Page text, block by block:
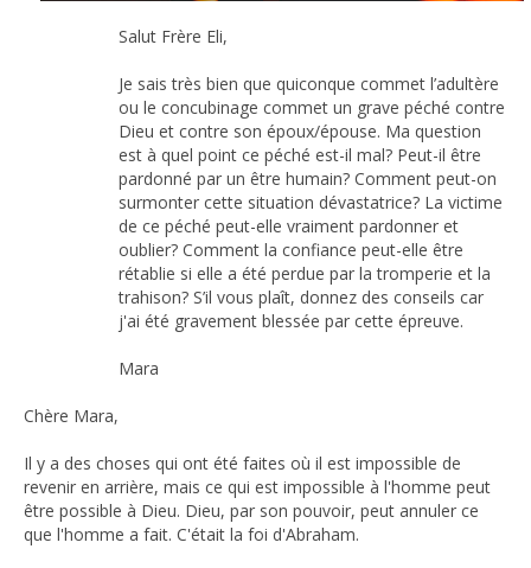
Salut Frère Eli,
Je sais très bien que quiconque commet l’adultère
ou le concubinage commet un grave péché contre
Dieu et contre son époux/épouse. Ma question
est à quel point ce péché est-il mal? Peut-il être
pardonné par un être humain? Comment peut-on
surmonter cette situation dévastatrice? La victime
de ce péché peut-elle vraiment pardonner et
oublier? Comment la confiance peut-elle être
rétablie si elle a été perdue par la tromperie et la
trahison? S’il vous plaît, donnez des conseils car
j'ai été gravement blessée par cette épreuve.
Mara
Chère Mara,
Il y a des choses qui ont été faites où il est impossible de
revenir en arrière, mais ce qui est impossible à l'homme peut
être possible à Dieu. Dieu, par son pouvoir, peut annuler ce
que l'homme a fait. C'était la foi d'Abraham.